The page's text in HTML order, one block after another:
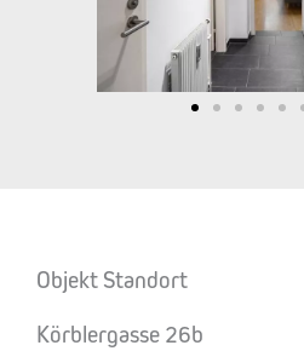
Objekt Standort
Körblergasse 26b